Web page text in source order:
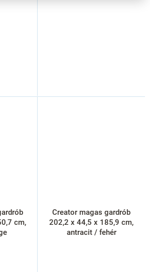
cm,
Creator magas gardrób
202,2 x 44,5 x 185,9 cm,
antracit / fehér